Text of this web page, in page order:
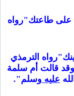
على طاعتك"رواه
الترمذي
قالت أم سلمة
عليه وسلم".